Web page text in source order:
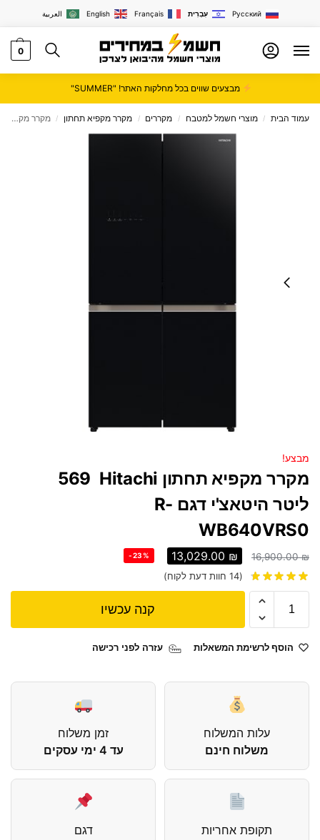
العربية English Français עִבְרִית Русский
0
מבצעים שווים בכל מחלקות האתר! "SUMMER"
עמוד הבית / מוצרי חשמל למטבח / מקררים / מקרר מקפיא תחתון / מקרר ‏מקפיא תחתון Hitachi ‏569 ‏ליטר היטאצ'י דגם R-WB640VRS0
מבצע!
מקרר ‏מקפיא תחתון Hitachi ‏569
‏ליטר היטאצ'י דגם R-
WB640VRS0
16,900.00₪
13,029.00 ₪
-23%
(
14 חוות דעת לקוח)
קנה עכשיו
הוסף לרשימת המשאלות עזרה לפני רכישה
עלות המשלוח
משלוח חינם
זמן משלוח
עד 4 ימי עסקים
תקופת אחריות
דגם